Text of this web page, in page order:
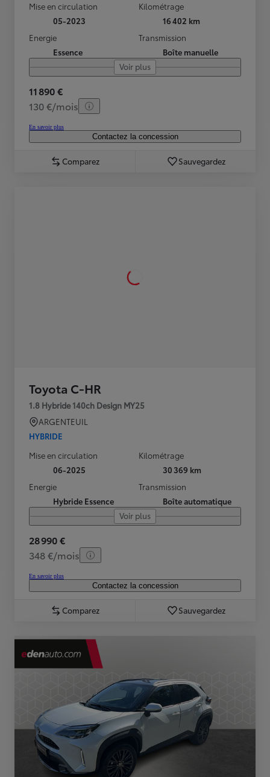
Mise en circulation
05-2023
Kilométrage
16 402 km
Energie
Essence
Transmission
Boîte manuelle
Voir plus
11 890 €
130 €/mois
En savoir plus
Contactez la concession
Comparez Sauvegardez
Toyota C-HR
1.8 Hybride 140ch Design MY25
ARGENTEUIL
HYBRIDE
Mise en circulation
06-2025
Kilométrage
30 369 km
Energie
Hybride Essence
Transmission
Boîte automatique
Voir plus
28 990 €
348 €/mois
En savoir plus
Contactez la concession
Comparez Sauvegardez